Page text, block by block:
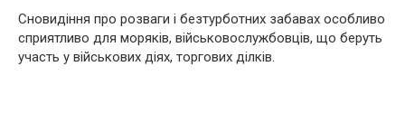
Сновидіння про розваги і безтурботних забавах особливо
сприятливо для моряків, військовослужбовців, що беруть
участь у військових діях, торгових ділків.